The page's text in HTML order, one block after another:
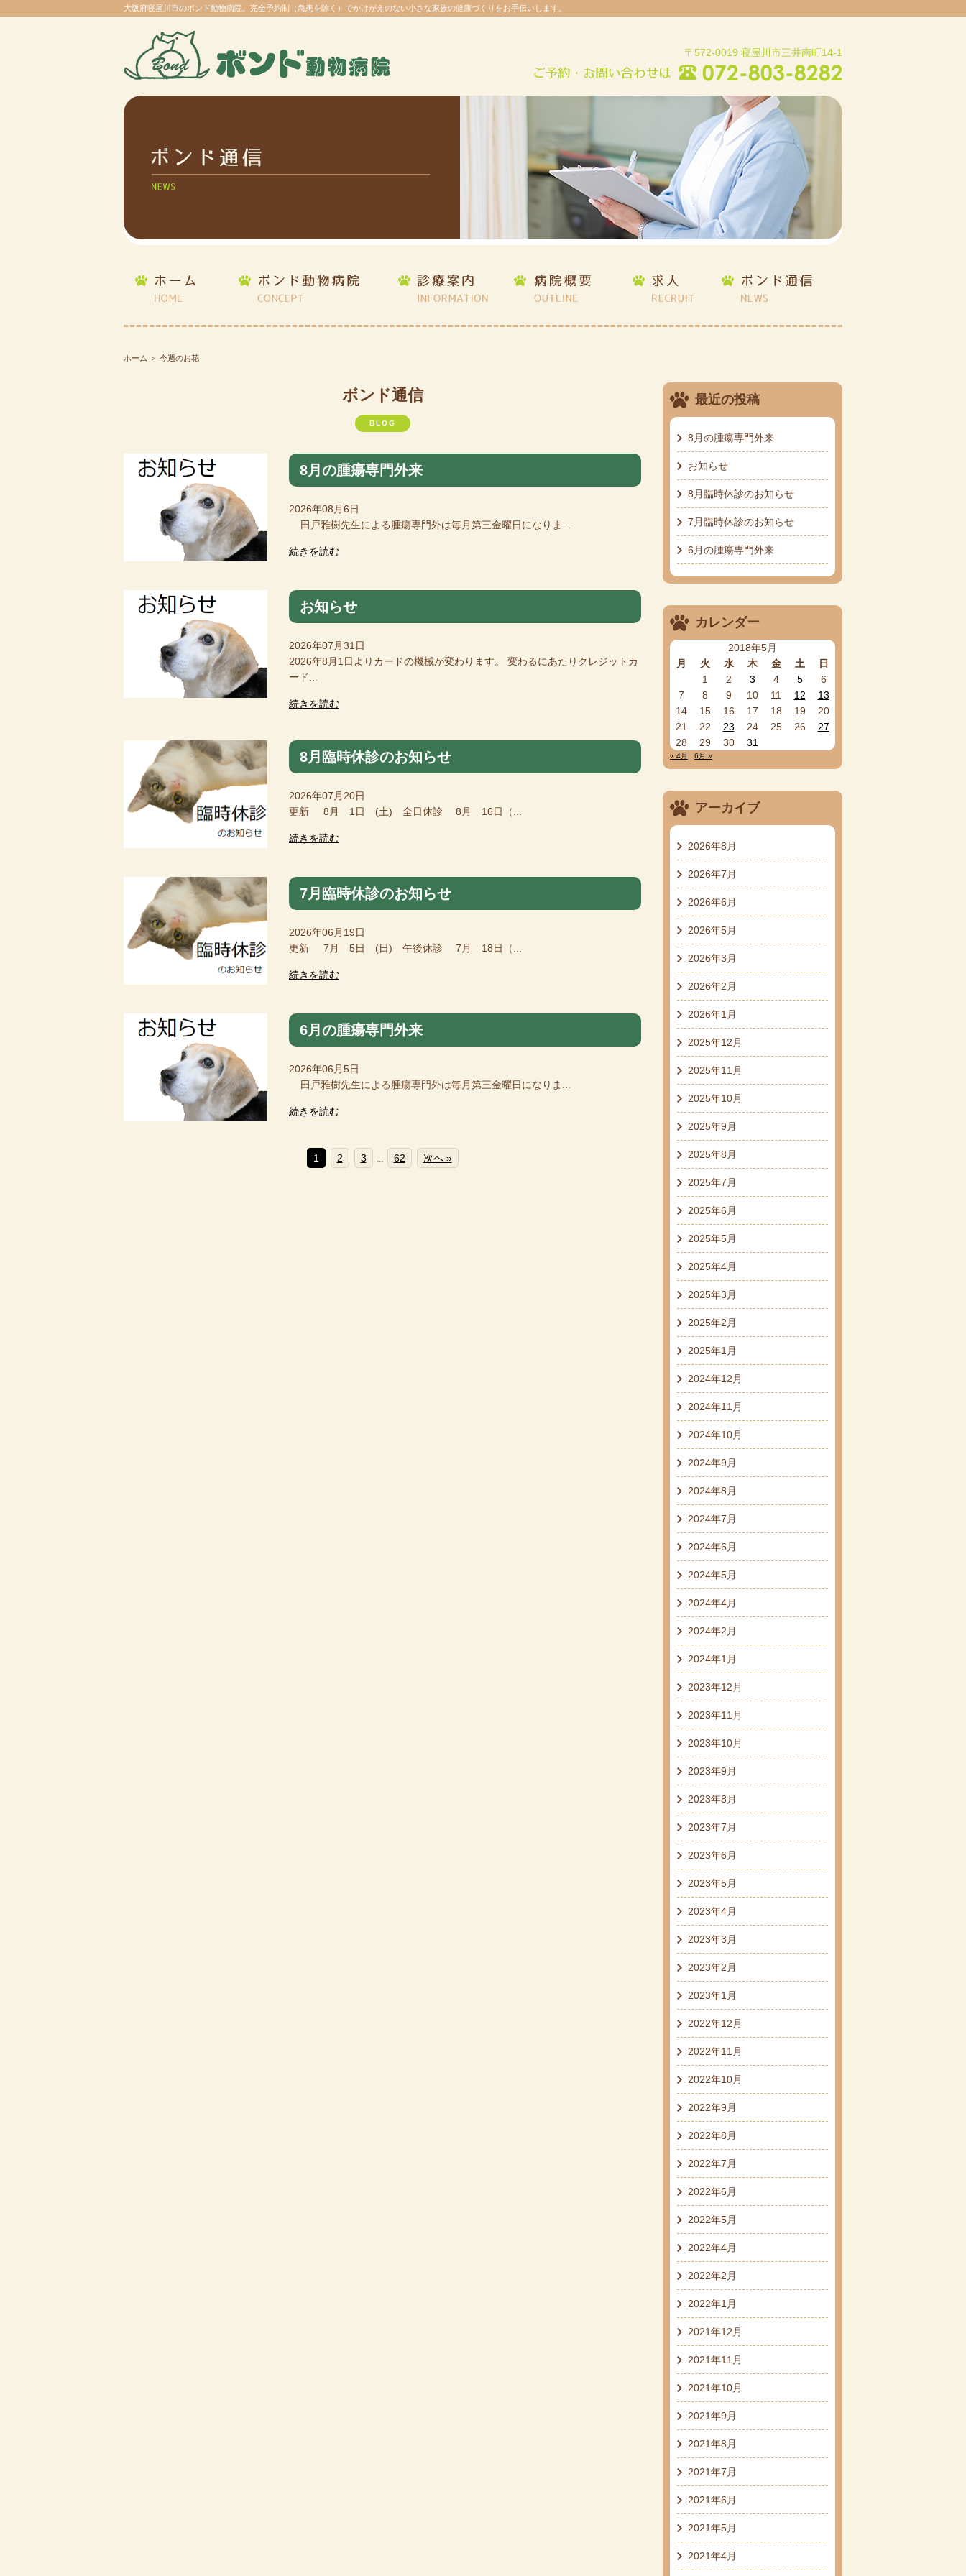
大阪府寝屋川市のボンド動物病院。完全予約制（急患を除く）でかけがえのない小さな家族の健康づくりをお手伝いします。
〒572-0019 寝屋川市三井南町14-1
ホーム ＞ 今週のお花
ボンド通信
BLOG
8月の腫瘍専門外来
2026年08月6日
田戸雅樹先生による腫瘍専門外は毎月第三金曜日になりま...
続きを読む
お知らせ
2026年07月31日
2026年8月1日よりカードの機械が変わります。 変わるにあたりクレジットカ
ード...
続きを読む
8月臨時休診のお知らせ
2026年07月20日
更新 8月 1日 (土) 全日休診 8月 16日（...
続きを読む
7月臨時休診のお知らせ
2026年06月19日
更新 7月 5日 (日) 午後休診 7月 18日（...
続きを読む
6月の腫瘍専門外来
2026年06月5日
田戸雅樹先生による腫瘍専門外は毎月第三金曜日になりま...
続きを読む
1 2 3 62 次へ »
最近の投稿
8月の腫瘍専門外来
お知らせ
8月臨時休診のお知らせ
7月臨時休診のお知らせ
6月の腫瘍専門外来
カレンダー
2018年5月
月
火 水 木 金 土
日
1
2 3 4 5
6
7
8 9 10 11 12
13
14
15 16 17 18 19
20
21
22 23 24 25 26
27
28
29 30 31
« 4月 6月 »
アーカイブ
2026年8月
2026年7月
2026年6月
2026年5月
2026年3月
2026年2月
2026年1月
2025年12月
2025年11月
2025年10月
2025年9月
2025年8月
2025年7月
2025年6月
2025年5月
2025年4月
2025年3月
2025年2月
2025年1月
2024年12月
2024年11月
2024年10月
2024年9月
2024年8月
2024年7月
2024年6月
2024年5月
2024年4月
2024年2月
2024年1月
2023年12月
2023年11月
2023年10月
2023年9月
2023年8月
2023年7月
2023年6月
2023年5月
2023年4月
2023年3月
2023年2月
2023年1月
2022年12月
2022年11月
2022年10月
2022年9月
2022年8月
2022年7月
2022年6月
2022年5月
2022年4月
2022年2月
2022年1月
2021年12月
2021年11月
2021年10月
2021年9月
2021年8月
2021年7月
2021年6月
2021年5月
2021年4月